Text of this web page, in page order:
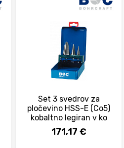
Set 3 svedrov za
pločevino HSS-E (Co5)
kobaltno legiran v ko
171,17 €